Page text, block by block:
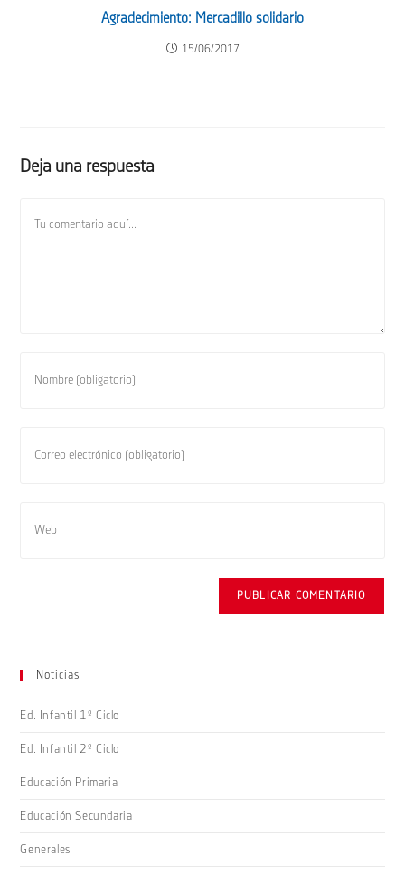
Agradecimiento: Mercadillo solidario
15/06/2017
Deja una respuesta
nombre
correo
Noticias
Ed. Infantil 1º Ciclo
Ed. Infantil 2º Ciclo
Educación Primaria
Educación Secundaria
Generales